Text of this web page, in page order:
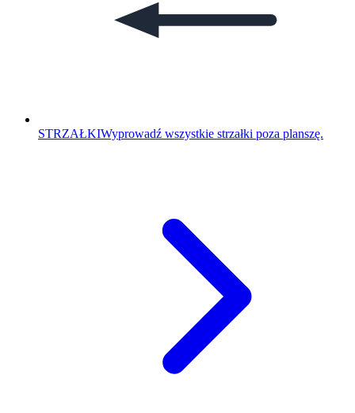
STRZAŁKIWyprowadź wszystkie strzałki poza planszę.